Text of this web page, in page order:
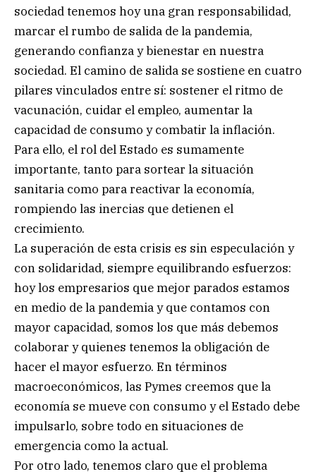
sociedad tenemos hoy una gran responsabilidad,
marcar el rumbo de salida de la pandemia,
generando confianza y bienestar en nuestra
sociedad. El camino de salida se sostiene en cuatro
pilares vinculados entre sí: sostener el ritmo de
vacunación, cuidar el empleo, aumentar la
capacidad de consumo y combatir la inflación.
Para ello, el rol del Estado es sumamente
importante, tanto para sortear la situación
sanitaria como para reactivar la economía,
rompiendo las inercias que detienen el
crecimiento.
La superación de esta crisis es sin especulación y
con solidaridad, siempre equilibrando esfuerzos:
hoy los empresarios que mejor parados estamos
en medio de la pandemia y que contamos con
mayor capacidad, somos los que más debemos
colaborar y quienes tenemos la obligación de
hacer el mayor esfuerzo. En términos
macroeconómicos, las Pymes creemos que la
economía se mueve con consumo y el Estado debe
impulsarlo, sobre todo en situaciones de
emergencia como la actual.
Por otro lado, tenemos claro que el problema